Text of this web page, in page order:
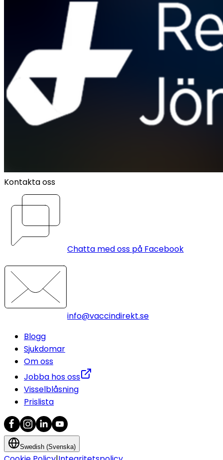
Kontakta oss
Chatta med oss på Facebook
info@vaccindirekt.se
Blogg
Sjukdomar
Om oss
Jobba hos oss
Visselblåsning
Prislista
Swedish (Svenska)